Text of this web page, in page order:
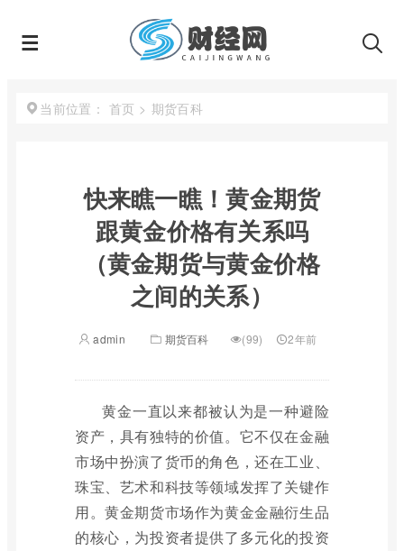
当前位置： 首页 > 期货百科
快来瞧一瞧！黄金期货
跟黄金价格有关系吗
（黄金期货与黄金价格
之间的关系）
admin 期货百科 (99) 2年前
黄金一直以来都被认为是一种避险
资产，具有独特的价值。它不仅在金融
市场中扮演了货币的角色，还在工业、
珠宝、艺术和科技等领域发挥了关键作
用。黄金期货市场作为黄金金融衍生品
的核心，为投资者提供了多元化的投资